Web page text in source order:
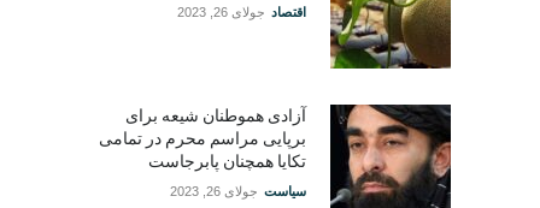
اقتصاد جولای 26, 2023
آزادی هموطنان شیعه برای
برپایی مراسم محرم در تمامی
تکایا همچنان پابرجاست
سیاست جولای 26, 2023